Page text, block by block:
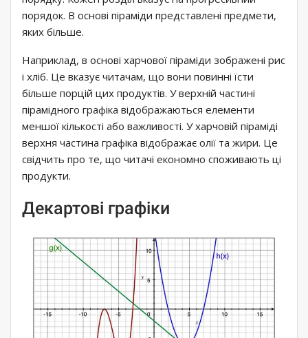
порядок. В основі піраміди представлені предмети,
яких більше.
Наприклад, в основі харчової піраміди зображені рис
і хліб. Це вказує читачам, що вони повинні їсти
більше порцій цих продуктів. У верхній частині
пірамідного графіка відображаються елементи
меншої кількості або важливості. У харчовій піраміді
верхня частина графіка відображає олії та жири. Це
свідчить про те, що читачі економно споживають ці
продукти.
Декартові графіки